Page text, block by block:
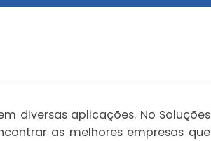
diversas aplicações. No Soluções
as melhores empresas que